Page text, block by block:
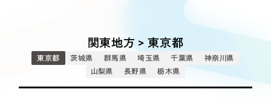
サービス
Service
採用サイト制作
ECサイト制作
ブランドサイト制作
制作内容
関東地方 > 東京都
東京都 茨城県 群馬県 埼玉県 千葉県
神奈川県
山梨県
長野県 栃木県